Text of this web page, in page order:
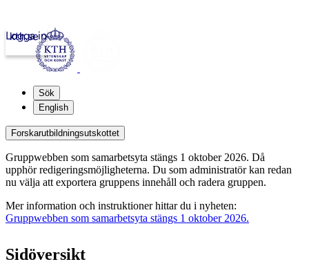
kth.se
Logga in
Sök
English
Forskarutbildningsutskottet
Gruppwebben som samarbetsyta stängs 1 oktober 2026. Då
upphör redigeringsmöjligheterna. Du som administratör kan redan
nu välja att exportera gruppens innehåll och radera gruppen.
Mer information och instruktioner hittar du i nyheten:
Gruppwebben som samarbetsyta stängs 1 oktober 2026.
Sidöversikt